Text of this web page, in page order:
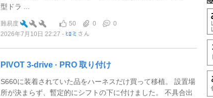
型ドラ ...
難易度 50 0
0
2026年7月10日 22:27
ﾋﾛミ さん
PIVOT 3-drive · PRO 取り付け
S660に装着されていた品をハーネスだけ買って移植。 設置場
所が決まらず、暫定的にシフトの下に付けました。 不具合出